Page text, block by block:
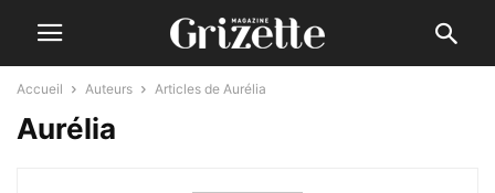
Accueil Auteurs Articles de Aurélia
Aurélia